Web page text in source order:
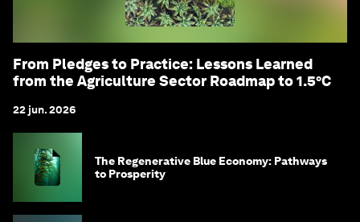
From Pledges to Practice: Lessons Learned
from the Agriculture Sector Roadmap to 1.5°C
22 jun. 2026
The Regenerative Blue Economy: Pathways
to Prosperity